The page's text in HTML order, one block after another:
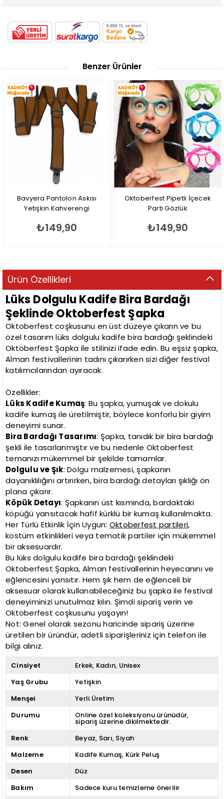
Benzer Ürünler
Bavyera Pantolon Askısı
Yetişkin Kahverengi
₺149,90
Oktoberfest Pipetli İçecek
Parti Gözlük
₺149,90
Ürün Özellikleri
Lüks Dolgulu Kadife Bira Bardağı
Şeklinde Oktoberfest Şapka
Oktoberfest coşkusunu en üst düzeye çıkarın ve bu
özel tasarım lüks dolgulu kadife bira bardağı şeklindeki
Oktoberfest Şapka ile stilinizi ifade edin. Bu eşsiz şapka,
Alman festivallerinin tadını çıkarırken sizi diğer festival
katılımcılarından ayıracak.
Özellikler:
Lüks Kadife Kumaş: Bu şapka, yumuşak ve dokulu
kadife kumaş ile üretilmiştir, böylece konforlu bir giyim
deneyimi sunar.
Bira Bardağı Tasarımı: Şapka, tanıdık bir bira bardağı
şekli ile tasarlanmıştır ve bu nedenle Oktoberfest
temanızı mükemmel bir şekilde tamamlar.
Dolgulu ve Şık: Dolgu malzemesi, şapkanın
dayanıklılığını artırırken, bira bardağı detayları şıklığı ön
plana çıkarır.
Köpük Detayı: Şapkanın üst kısmında, bardaktaki
köpüğü yansıtacak hafif kürklü bir kumaş kullanılmakta.
Her Türlü Etkinlik İçin Uygun: Oktoberfest partileri,
kostüm etkinlikleri veya tematik partiler için mükemmel
bir aksesuardır.
Bu lüks dolgulu kadife bira bardağı şeklindeki
Oktoberfest Şapka, Alman festivallerinin heyecanını ve
eğlencesini yansıtır. Hem şık hem de eğlenceli bir
aksesuar olarak kullanabileceğiniz bu şapka ile festival
deneyiminizi unutulmaz kılın. Şimdi sipariş verin ve
Oktoberfest coşkusunu yaşayın!
Not: Genel olarak sezonu haricinde sipariş üzerine
üretilen bir üründür, adetli siparişleriniz için telefon ile
bilgi alınız.
Cinsiyet Erkek Kadın Unisex
Yaş Grubu
Yetişkin
Menşei
Yerli Üretim
Durumu
Online özel koleksiyonu ürünüdür,
sipariş üzerine dikilmektedir.
Renk
Beyaz Sarı Siyah
Malzeme
Kadife Kumaş Kürk Peluş
Desen
Düz
Bakım
Sadece kuru temizleme önerilir